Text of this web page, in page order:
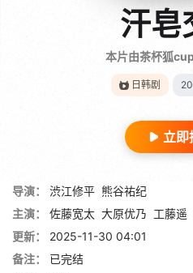
汗皂
本片由茶杯狐
日韩剧
立即
导演： 渋江修平 熊谷祐纪
主演：
佐藤宽太 大原优乃 工藤遥
更新：
2025-11-30 04:01
备注：
已完结